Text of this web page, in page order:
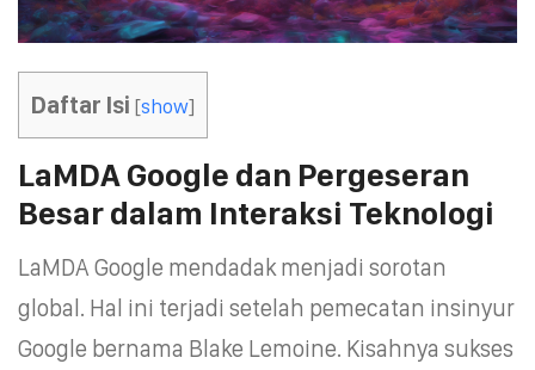
Daftar Isi [show]
LaMDA Google dan Pergeseran
Besar dalam Interaksi Teknologi
LaMDA Google mendadak menjadi sorotan
global. Hal ini terjadi setelah pemecatan insinyur
Google bernama Blake Lemoine. Kisahnya sukses